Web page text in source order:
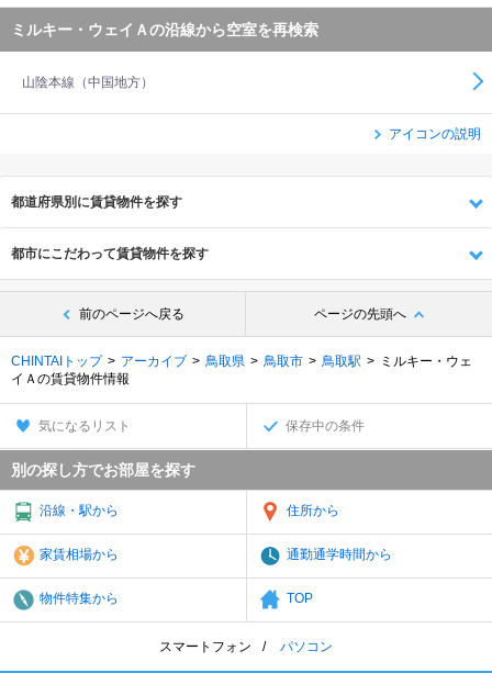
ミルキー・ウェイＡの沿線から空室を再検索
山陰本線（中国地方）
アイコンの説明
都道府県別に賃貸物件を探す
都市にこだわって賃貸物件を探す
前のページへ戻る ページの先頭へ
CHINTAIトップ アーカイブ 鳥取県 鳥取市 鳥取駅
ミルキー・ウェ
イＡの賃貸物件情報
気になるリスト 保存中の条件
別の探し方でお部屋を探す
沿線・駅から 住所から
家賃相場から 通勤通学時間から
物件特集から TOP
スマートフォン パソコン